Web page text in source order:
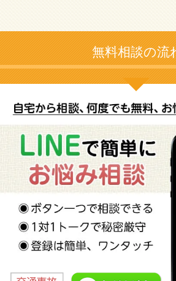
無料相談の流